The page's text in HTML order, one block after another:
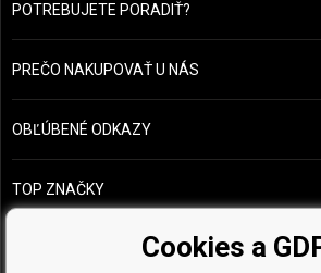
POTREBUJETE PORADIŤ?
Odpovieme do 24
PREČO NAKUPOVAŤ U NÁS
Obchodní podmínky
Ochrana osobních údajů
Přehled plateb a
OBĽÚBENÉ ODKAZY
Náš příběh
Vzorky zdarma
TOP ZNAČKY
Kérastase
Wella Professionals
Cookies a